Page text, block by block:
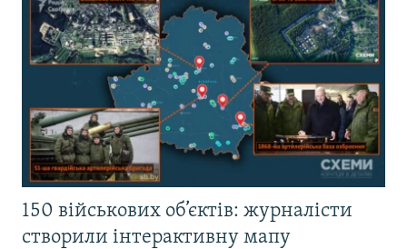
150 військових об’єктів: журналісти
створили інтерактивну мапу